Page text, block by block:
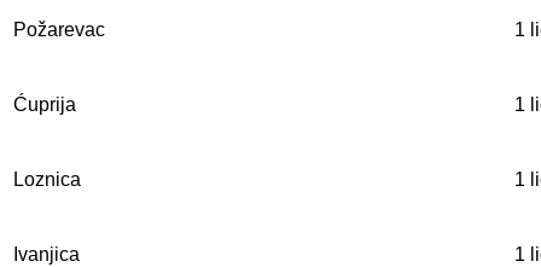
Požarevac 1
Ćuprija 1
Loznica 1
Ivanjica 1